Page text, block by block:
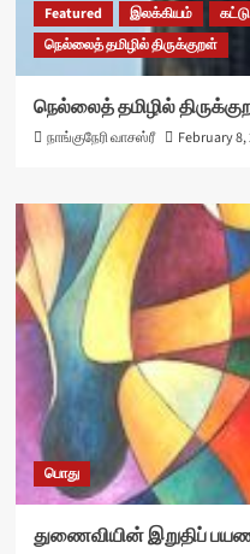
Featured இலக்கியம்
நெல்லைத் தமிழில் திருக்குறள்
நெல்லைத் தமிழில்
நாங்குநேரி வாசஸ்ரீ February 8,
பொது
துணைவியின் இறுதிப்